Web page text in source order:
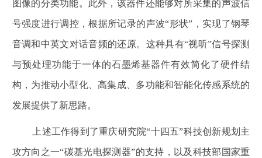
图像的分类功能。此外，该器件还能够对所采集的声波信
号强度进行调控，根据所记录的声波“形状”，实现了钢琴
音调和中英文对话音频的还原。这种具有“视听”信号探测
与预处理功能于一体的石墨烯基器件有效简化了硬件结
构，为推动小型化、高集成、多功能和智能化传感系统的
发展提供了新思路。
上述工作得到了重庆研究院“十四五”科技创新规划主
攻方向之一“碳基光电探测器”的支持，以及科技部国家重